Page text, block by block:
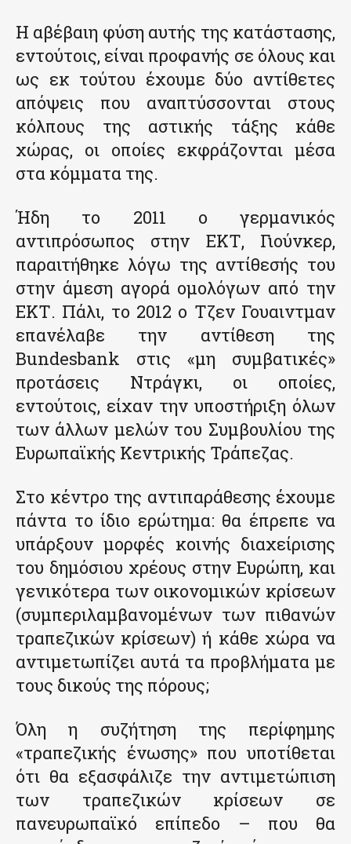
Η αβέβαιη φύση αυτής της κατάστασης,
εντούτοις, είναι προφανής σε όλους και
ως εκ τούτου έχουμε δύο αντίθετες
απόψεις που αναπτύσσονται στους
κόλπους της αστικής τάξης κάθε
χώρας, οι οποίες εκφράζονται μέσα
στα κόμματα της.
Ήδη το 2011 ο γερμανικός
αντιπρόσωπος στην ΕΚΤ, Γιούνκερ,
παραιτήθηκε λόγω της αντίθεσής του
στην άμεση αγορά ομολόγων από την
ΕΚΤ. Πάλι, το 2012 ο Τζεν Γουαιντμαν
επανέλαβε την αντίθεση της
Bundesbank στις «μη συμβατικές»
προτάσεις Ντράγκι, οι οποίες,
εντούτοις, είχαν την υποστήριξη όλων
των άλλων μελών του Συμβουλίου της
Ευρωπαϊκής Κεντρικής Τράπεζας.
Στο κέντρο της αντιπαράθεσης έχουμε
πάντα το ίδιο ερώτημα: θα έπρεπε να
υπάρξουν μορφές κοινής διαχείρισης
του δημόσιου χρέους στην Ευρώπη, και
γενικότερα των οικονομικών κρίσεων
(συμπεριλαμβανομένων των πιθανών
τραπεζικών κρίσεων) ή κάθε χώρα να
αντιμετωπίζει αυτά τα προβλήματα με
τους δικούς της πόρους;
Όλη η συζήτηση της περίφημης
«τραπεζικής ένωσης» που υποτίθεται
ότι θα εξασφάλιζε την αντιμετώπιση
των τραπεζικών κρίσεων σε
πανευρωπαϊκό επίπεδο – που θα